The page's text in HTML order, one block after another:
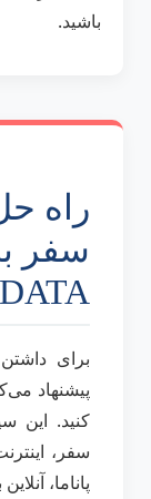
باشید.
راه
سفر
DATA استونی
برای
کنید. این
سفر،
پاناما،